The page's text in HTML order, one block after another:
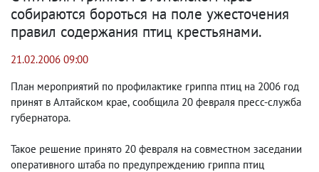
собираются бороться на поле ужесточения
правил содержания птиц крестьянами.
21.02.2006 09:00
План мероприятий по профилактике гриппа птиц на 2006 год
принят в Алтайском крае, сообщила 20 февраля пресс-служба
губернатора.
Такое решение принято 20 февраля на совместном заседании
оперативного штаба по предупреждению гриппа птиц